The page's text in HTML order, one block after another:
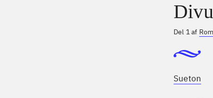
Del 1 af
Sueton